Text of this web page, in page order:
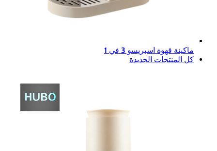
ماكينة قهوة اسبريسو 3 في 1
كل المنتجات الجديدة